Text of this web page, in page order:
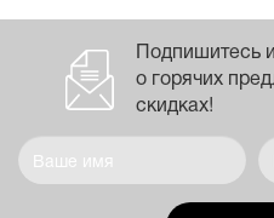
Подпишитесь
о горячих
скидках!